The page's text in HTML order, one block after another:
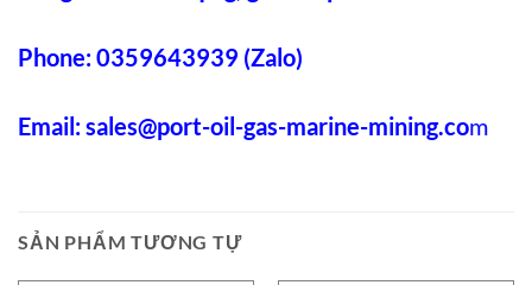
Phone: 0359643939 (Zalo)
Email:sales@port-oil-gas-marine-mining.com
SẢN PHẨM TƯƠNG TỰ